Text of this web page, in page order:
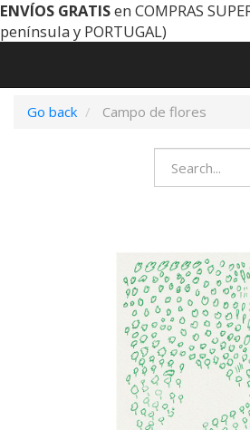
ENVÍOS GRATISen COMPRAS
península y PORTUGAL)
Go back
Campo de flores